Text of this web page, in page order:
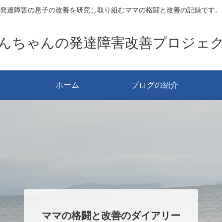
発達障害の息子の改善を研究し取り組むママの格闘と改善の記録です。
ちゃんの発達障害改善プロジェ
ホーム ブログの紹介
ママの格闘と改善のダイアリー